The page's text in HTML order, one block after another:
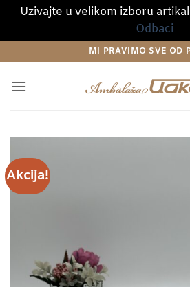
Uzivajte u velikom izboru
Odbaci
na
sadržaj
MI PRAVIMO SVE OD
Akcija!